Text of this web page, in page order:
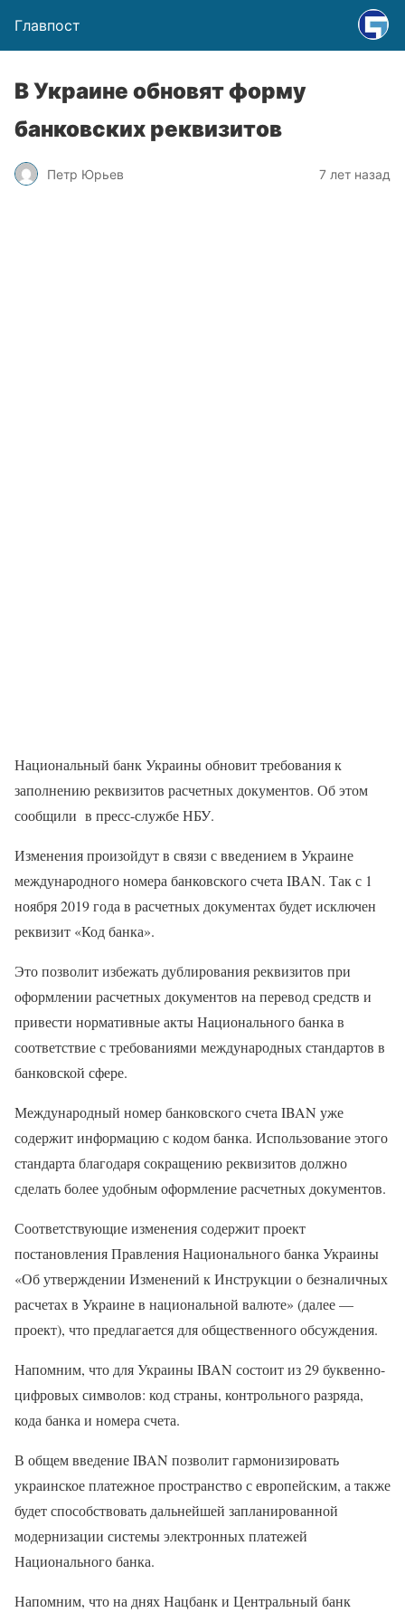
Главпост
В Украине обновят форму
банковских реквизитов
Петр Юрьев 7 лет назад
Национальный банк Украины обновит требования к
заполнению реквизитов расчетных документов. Об этом
сообщили в пресс-службе НБУ.
Изменения произойдут в связи с введением в Украине
международного номера банковского счета IBAN. Так с 1
ноября 2019 года в расчетных документах будет исключен
реквизит «Код банка».
Это позволит избежать дублирования реквизитов при
оформлении расчетных документов на перевод средств и
привести нормативные акты Национального банка в
соответствие с требованиями международных стандартов в
банковской сфере.
Международный номер банковского счета IBAN уже
содержит информацию с кодом банка. Использование этого
стандарта благодаря сокращению реквизитов должно
сделать более удобным оформление расчетных документов.
Соответствующие изменения содержит проект
постановления Правления Национального банка Украины
«Об утверждении Изменений к Инструкции о безналичных
расчетах в Украине в национальной валюте» (далее —
проект), что предлагается для общественного обсуждения.
Напомним, что для Украины IBAN состоит из 29 буквенно-
цифровых символов: код страны, контрольного разряда,
кода банка и номера счета.
В общем введение IBAN позволит гармонизировать
украинское платежное пространство с европейским, а также
будет способствовать дальнейшей запланированной
модернизации системы электронных платежей
Национального банка.
Напомним, что на днях Нацбанк и Центральный банк